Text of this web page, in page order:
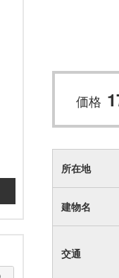
価格
所在地
建物名
交通